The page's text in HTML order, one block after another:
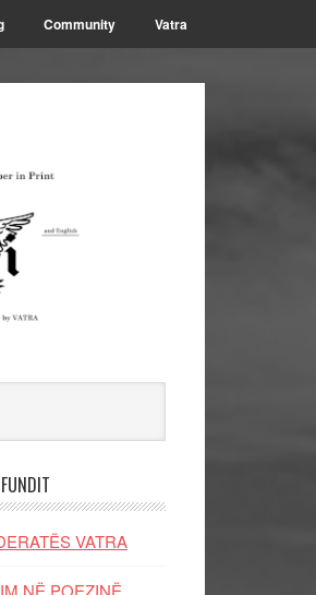
Community Vatra
VATRA
NË POEZINË